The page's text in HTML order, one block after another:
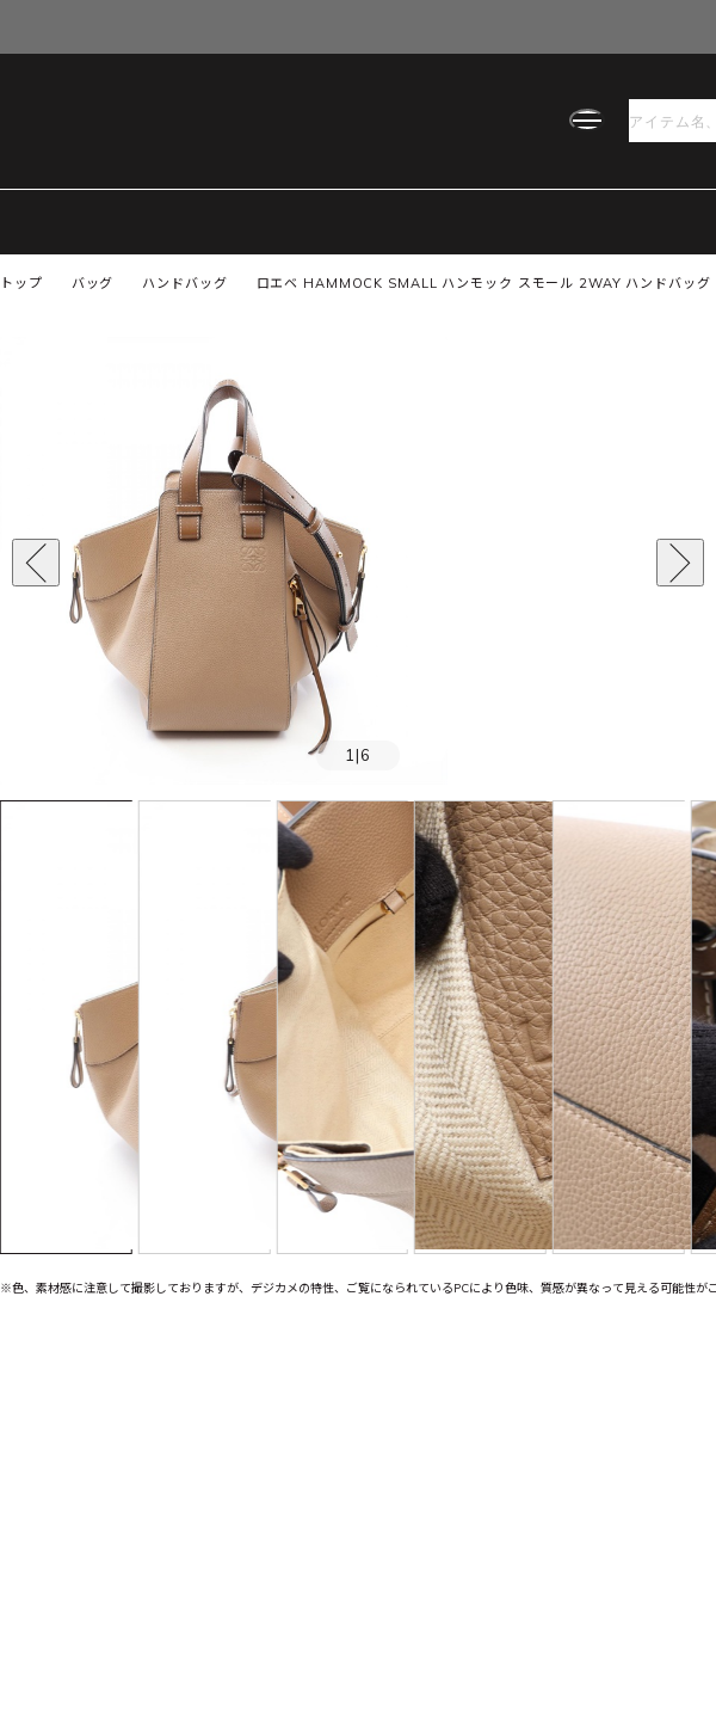
トップ ロエベ HAMMOCK SMALL ハンモック スモール 2WAY ハンドバッグ
バッグ ハンドバッグ
1 |6
※色、素材感に注意して撮影しておりますが、デジカメの特性、ご覧になられているPCにより色味、質感が異なって見える可能性がご